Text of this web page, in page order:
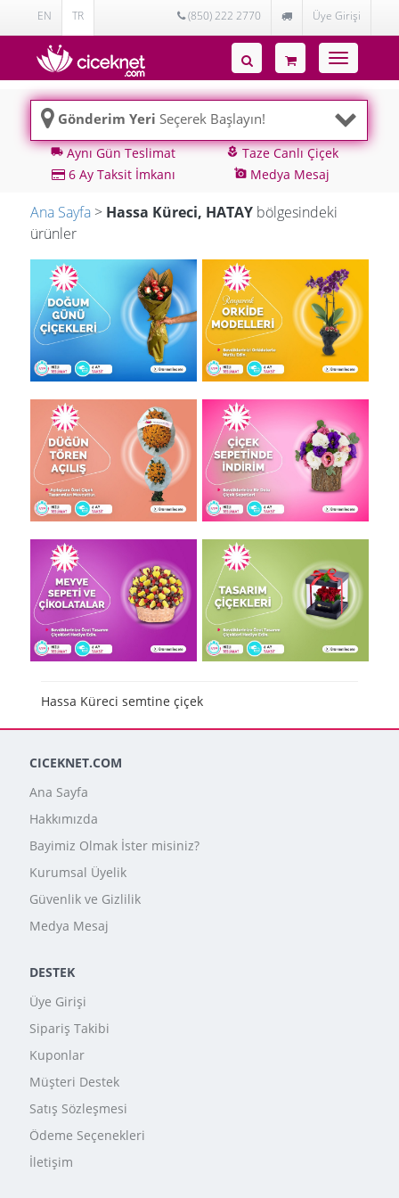
EN TR (850) 222 2770 Üye Girişi
Toggle
navigation
Gönderim Yeri Seçerek Başlayın!
local_shippingAynı Gün Teslimat local_floristTaze Canlı Çiçek
6 Ay Taksit İmkanı
add_a_photo Medya Mesaj
Ana Sayfa > Hassa Küreci, HATAY bölgesindeki
ürünler
Hassa Küreci semtine çiçek
CICEKNET.COM
Ana Sayfa
Hakkımızda
Bayimiz Olmak İster misiniz?
Kurumsal Üyelik
Güvenlik ve Gizlilik
Medya Mesaj
DESTEK
Üye Girişi
Sipariş Takibi
Kuponlar
Müşteri Destek
Satış Sözleşmesi
Ödeme Seçenekleri
İletişim